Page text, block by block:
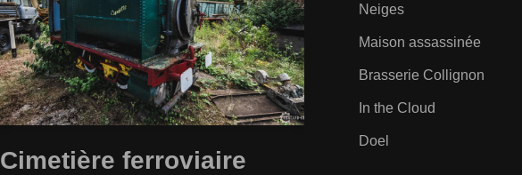
Cimetière ferroviaire
Neiges
Maison assassinée
Brasserie Collignon
In the Cloud
Doel